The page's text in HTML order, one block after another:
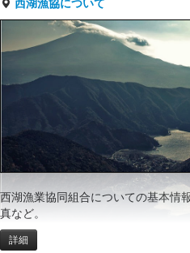
西湖漁協について
西湖漁業協同組合についての基本情
真など。
詳細